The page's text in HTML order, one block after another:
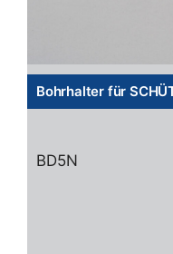
Bohrhalter für
BD5N